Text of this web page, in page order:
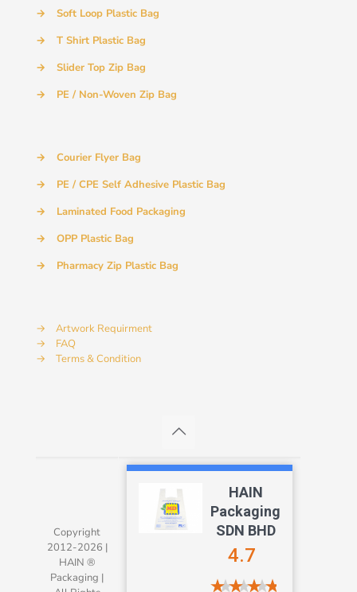
→
Soft Loop Plastic Bag
→
T Shirt Plastic Bag
→
Slider Top Zip Bag
→
PE / Non-Woven Zip Bag
→
Courier Flyer Bag
→
PE / CPE Self Adhesive Plastic Bag
→
Laminated Food Packaging
→
OPP Plastic Bag
→
Pharmacy Zip Plastic Bag
→
Artwork Requirment
→
FAQ
→
Terms & Condition
Copyright
2012-2026 |
HAIN ®
Packaging |
HAIN
Packaging
SDN BHD
4.7
Our customer support team is here to